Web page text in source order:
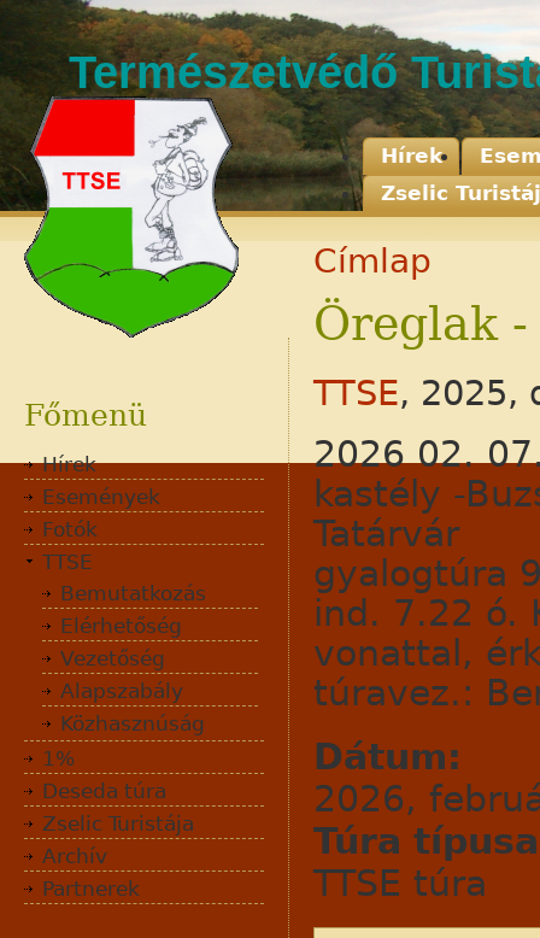
Természetvédő
Hírek
Zselic
Címlap
Öreglak
TTSE, 2025,
2026 02.
kastély -
Tatárvár
gyalogtúra
ind. 7.22 ó.
vonattal,
túravez.:
Dátum:
2026,
Túra
TTSE túra
Főmenü
Hírek
Események
Fotók
TTSE
Bemutatkozás
Elérhetőség
Vezetőség
Alapszabály
Közhasznúság
1%
Deseda túra
Zselic Turistája
Archív
Partnerek
Adatvédelem
Jognyilatkozat
Kapcsolat